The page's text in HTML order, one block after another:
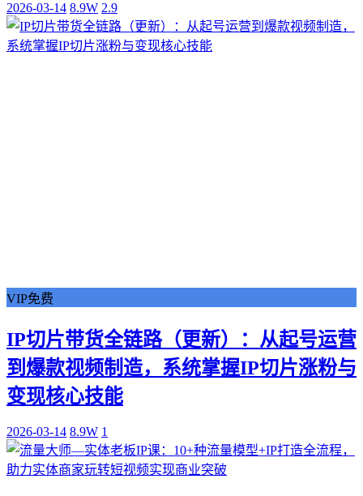
2026-03-14 8.9W 2.9
VIP免费
IP切片带货全链路（更新）：从起号运营
到爆款视频制造，系统掌握IP切片涨粉与
变现核心技能
2026-03-14 8.9W 1